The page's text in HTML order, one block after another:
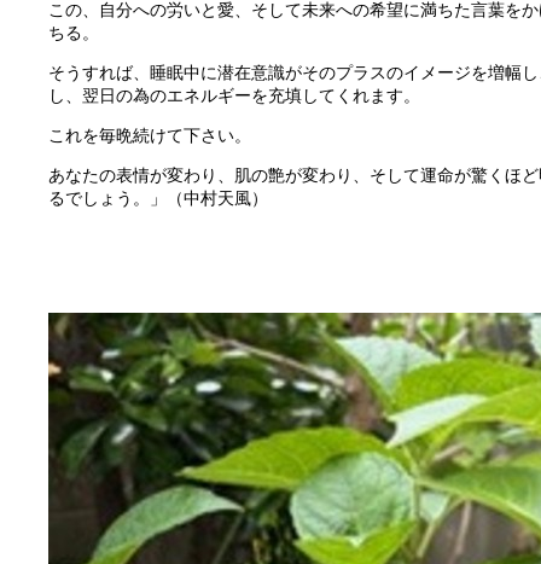
この、自分への労いと愛、そして未来への希望に満ちた言葉を
ちる。
そうすれば、睡眠中に潜在意識がそのプラスのイメージを増幅
し、翌日の為のエネルギーを充填してくれます。
これを毎晩続けて下さい。
あなたの表情が変わり、肌の艶が変わり、そして運命が驚くほ
るでしょう。」（中村天風）